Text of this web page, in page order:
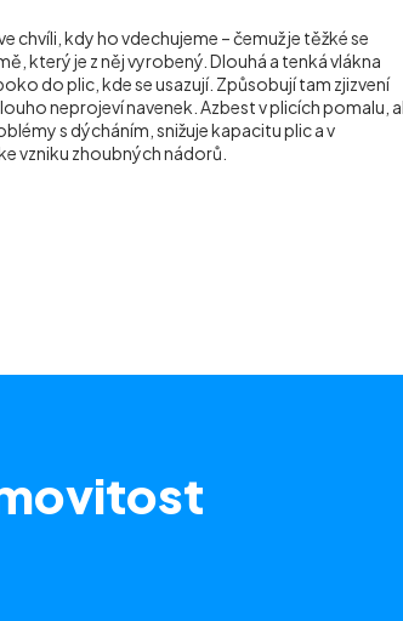
chvíli, kdy ho vdechujeme – čemuž je těžké se
který je z něj vyrobený. Dlouhá a tenká vlákna
do plic, kde se usazují. Způsobují tam zjizvení
neprojeví navenek. Azbest v plicích pomalu,
s dýcháním, snižuje kapacitu plic a v
vzniku zhoubných nádorů.